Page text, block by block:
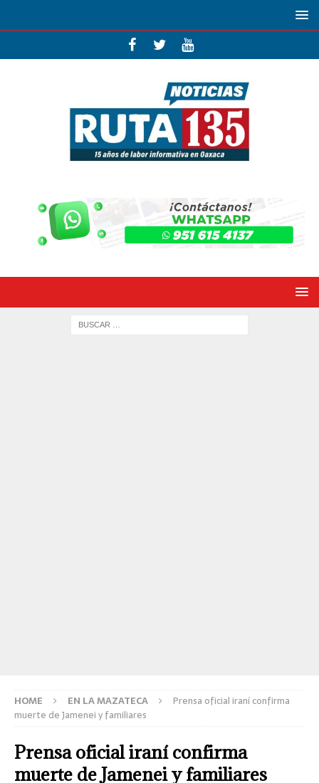
HOME EN LA MAZATECA
Prensa oficial iraní confirma
muerte de Jamenei y familiares
Prensa oficial iraní confirma
muerte de Jamenei y familiares